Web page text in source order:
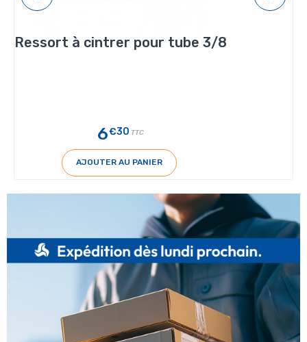
Ressort à cintrer pour tube 3/8
6€30 TTC
AJOUTER AU PANIER